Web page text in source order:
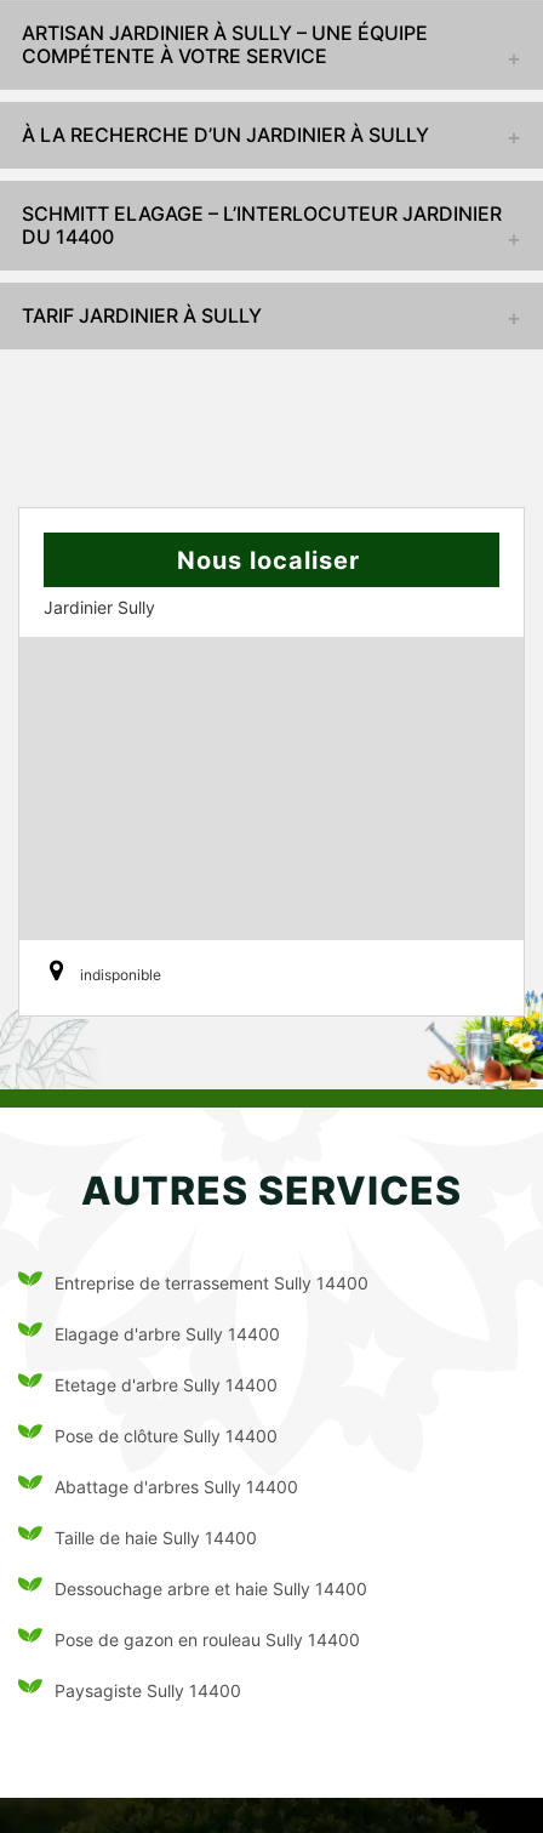
ARTISAN JARDINIER À SULLY – UNE ÉQUIPE
COMPÉTENTE À VOTRE SERVICE
À LA RECHERCHE D’UN JARDINIER À SULLY
SCHMITT ELAGAGE – L’INTERLOCUTEUR JARDINIER
DU 14400
TARIF JARDINIER À SULLY
Nous localiser
Jardinier Sully
indisponible
AUTRES SERVICES
Entreprise de terrassement Sully 14400
Elagage d'arbre Sully 14400
Etetage d'arbre Sully 14400
Pose de clôture Sully 14400
Abattage d'arbres Sully 14400
Taille de haie Sully 14400
Dessouchage arbre et haie Sully 14400
Pose de gazon en rouleau Sully 14400
Paysagiste Sully 14400